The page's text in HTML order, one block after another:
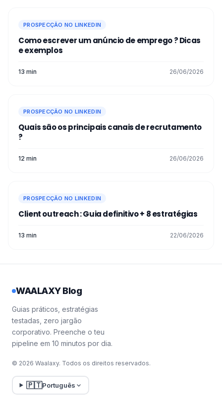
PROSPECÇÃO NO LINKEDIN
Como escrever um anúncio de emprego​ ? Dicas
e exemplos
13 min 26/06/2026
PROSPECÇÃO NO LINKEDIN
Quais são os principais canais de recrutamento
?
12 min 26/06/2026
PROSPECÇÃO NO LINKEDIN
Client outreach : Guia definitivo + 8 estratégias
13 min 22/06/2026
WAALAXY Blog
Guias práticos, estratégias
testadas, zero jargão
corporativo. Preenche o teu
pipeline em 10 minutos por dia.
© 2026 Waalaxy. Todos os direitos reservados.
🇵🇹Português